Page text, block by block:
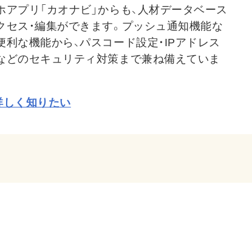
アプリ「カオナビ」からも、人材データベース
セス・編集ができます。プッシュ通知機能な
利な機能から、パスコード設定・IPアドレス
どのセキュリティ対策まで兼ね備えていま
しく知りたい